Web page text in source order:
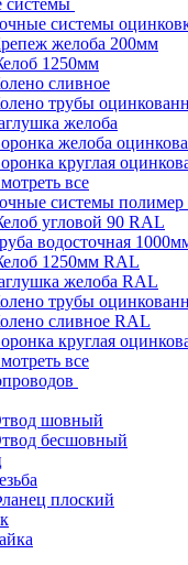
системы
системы
желоба 200мм
1250мм
сливное
трубы
желоба
желоба
круглая
все
системы полимер
угловой 90 RAL
водосточная
1250мм RAL
желоба RAL
трубы
сливное RAL
круглая
все
шовный
бесшовный
плоский